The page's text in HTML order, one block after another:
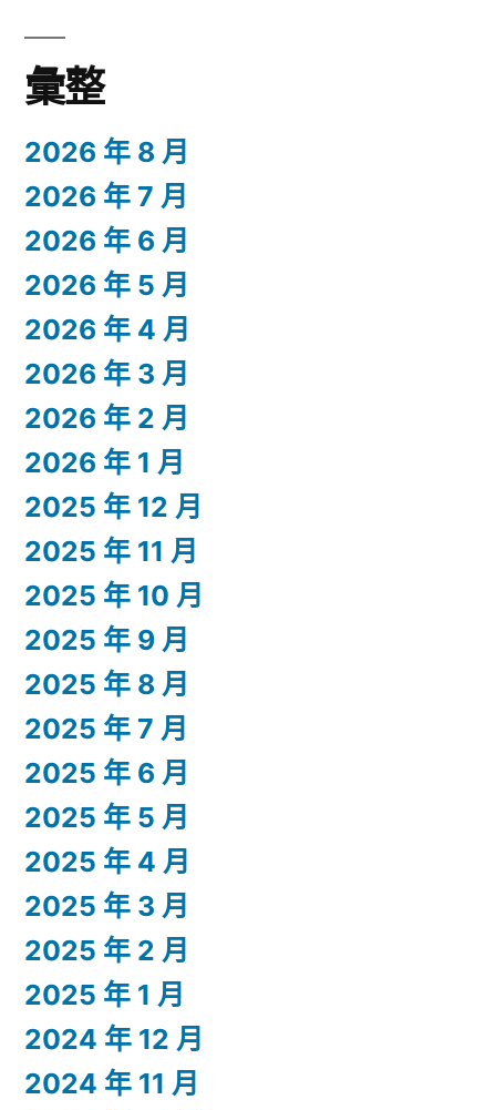
彙整
2026 年 8 月
2026 年 7 月
2026 年 6 月
2026 年 5 月
2026 年 4 月
2026 年 3 月
2026 年 2 月
2026 年 1 月
2025 年 12 月
2025 年 11 月
2025 年 10 月
2025 年 9 月
2025 年 8 月
2025 年 7 月
2025 年 6 月
2025 年 5 月
2025 年 4 月
2025 年 3 月
2025 年 2 月
2025 年 1 月
2024 年 12 月
2024 年 11 月